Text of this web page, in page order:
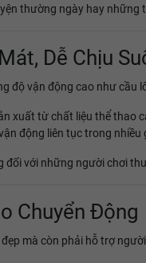
thường ngày hay
Dễ Chịu
độ vận động cao như cầu
xuất từ chất liệu thể
động liên tục trong nhiều
đối với những người chơi
Chuyển Động
mà còn phải hỗ trợ